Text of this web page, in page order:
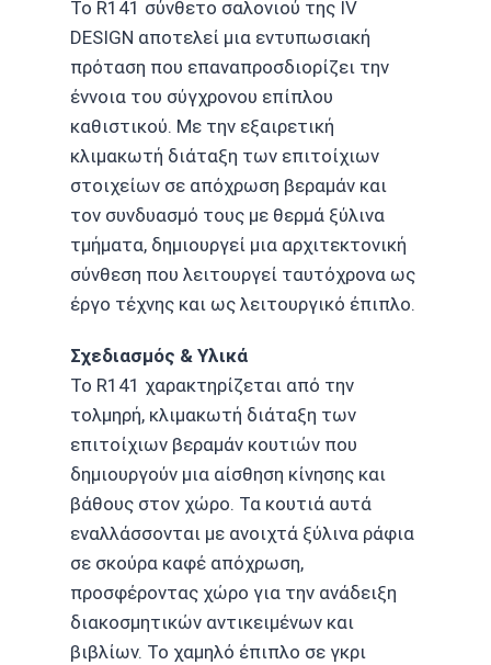
Το R141 σύνθετο σαλονιού της IV
DESIGN αποτελεί μια εντυπωσιακή
πρόταση που επαναπροσδιορίζει την
έννοια του σύγχρονου επίπλου
καθιστικού. Με την εξαιρετική
κλιμακωτή διάταξη των επιτοίχιων
στοιχείων σε απόχρωση βεραμάν και
τον συνδυασμό τους με θερμά ξύλινα
τμήματα, δημιουργεί μια αρχιτεκτονική
σύνθεση που λειτουργεί ταυτόχρονα ως
έργο τέχνης και ως λειτουργικό έπιπλο.
Σχεδιασμός & Υλικά
Το R141 χαρακτηρίζεται από την
τολμηρή, κλιμακωτή διάταξη των
επιτοίχιων βεραμάν κουτιών που
δημιουργούν μια αίσθηση κίνησης και
βάθους στον χώρο. Τα κουτιά αυτά
εναλλάσσονται με ανοιχτά ξύλινα ράφια
σε σκούρα καφέ απόχρωση,
προσφέροντας χώρο για την ανάδειξη
διακοσμητικών αντικειμένων και
βιβλίων. Το χαμηλό έπιπλο σε γκρι